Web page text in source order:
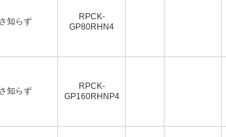
知らず
RPCK-
GP80RHN4
知らず
RPCK-
GP160RHNP4